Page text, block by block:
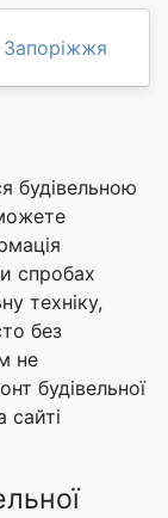
Запоріжжя
будівельною
спробах
техніку,
без
не
будівельної
сайті